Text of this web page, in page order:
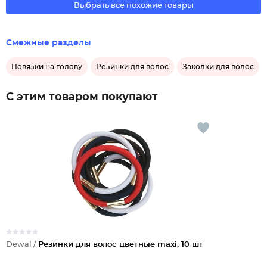
Выбрать все похожие товары
Смежные разделы
Повязки на голову Резинки для волос Заколки для волос
С этим товаром покупают
Dewal / Резинки для волос цветные maxi, 10 шт